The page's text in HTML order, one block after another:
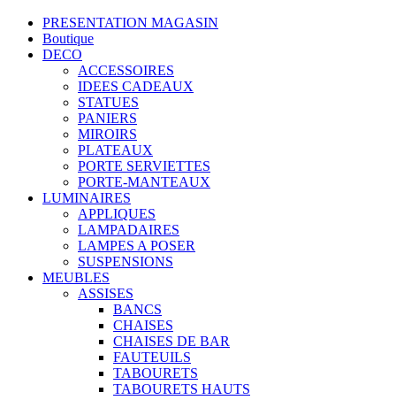
PRESENTATION MAGASIN
Boutique
DECO
ACCESSOIRES
IDEES CADEAUX
STATUES
PANIERS
MIROIRS
PLATEAUX
PORTE SERVIETTES
PORTE-MANTEAUX
LUMINAIRES
APPLIQUES
LAMPADAIRES
LAMPES A POSER
SUSPENSIONS
MEUBLES
ASSISES
BANCS
CHAISES
CHAISES DE BAR
FAUTEUILS
TABOURETS
TABOURETS HAUTS